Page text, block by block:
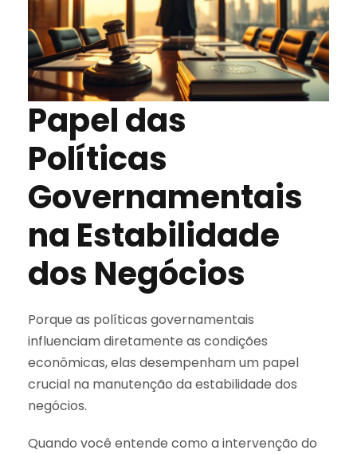
Papel das
Políticas
Governamentais
na Estabilidade
dos Negócios
Porque as políticas governamentais
influenciam diretamente as condições
econômicas, elas desempenham um papel
crucial na manutenção da estabilidade dos
negócios.
Quando você entende como a intervenção do